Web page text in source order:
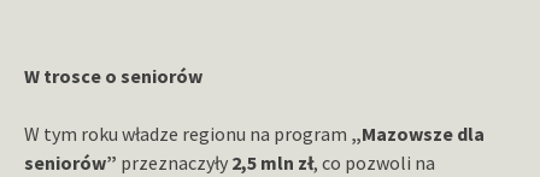
W trosce o seniorów
W tym roku władze regionu na program „Mazowsze dla
seniorów” przeznaczyły 2,5 mln zł, co pozwoli na